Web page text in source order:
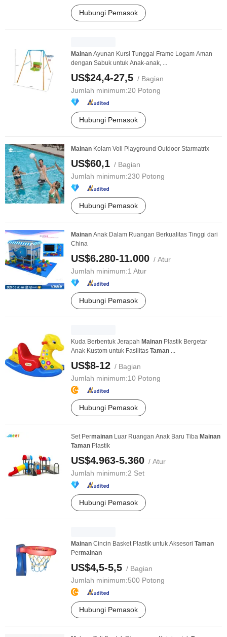
Hubungi Pemasok
Mainan Ayunan Kursi Tunggal Frame Logam Aman
dengan Sabuk untuk Anak-anak, ...
US$24,4-27,5 / Bagian
Jumlah minimum:20 Potong
Hubungi Pemasok
Mainan Kolam Voli Playground Outdoor Starmatrix
US$60,1 / Bagian
Jumlah minimum:230 Potong
Hubungi Pemasok
Mainan Anak Dalam Ruangan Berkualitas Tinggi dari
China
US$6.280-11.000 / Atur
Jumlah minimum:1 Atur
Hubungi Pemasok
Kuda Berbentuk Jerapah Mainan Plastik Bergetar
Anak Kustom untuk Fasilitas Taman ...
US$8-12 / Bagian
Jumlah minimum:10 Potong
Hubungi Pemasok
Set Permainan Luar Ruangan Anak Baru Tiba Mainan
Taman Plastik
US$4.963-5.360 / Atur
Jumlah minimum:2 Set
Hubungi Pemasok
Mainan Cincin Basket Plastik untuk Aksesori Taman
Permainan
US$4,5-5,5 / Bagian
Jumlah minimum:500 Potong
Hubungi Pemasok